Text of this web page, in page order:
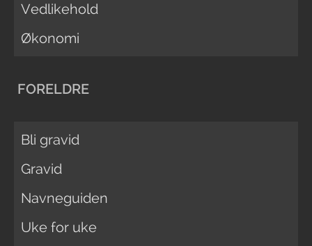
Vedlikehold
Økonomi
FORELDRE
Bli gravid
Gravid
Navneguiden
Uke for uke